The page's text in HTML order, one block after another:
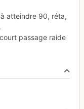
atteindre 90, réta,
passage raide